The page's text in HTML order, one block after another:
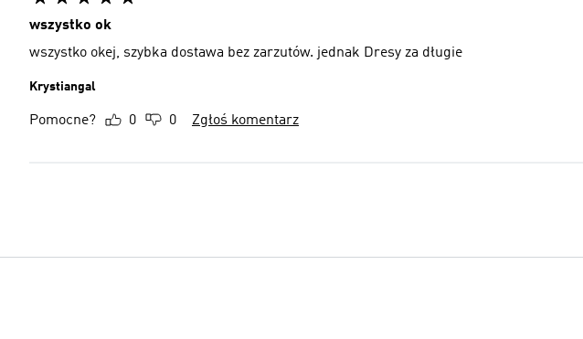
wszystko ok
wszystko okej, szybka dostawa bez zarzutów. jednak Dresy za długie
Krystiangal
Pomocne? 0 0 Zgłoś komentarz